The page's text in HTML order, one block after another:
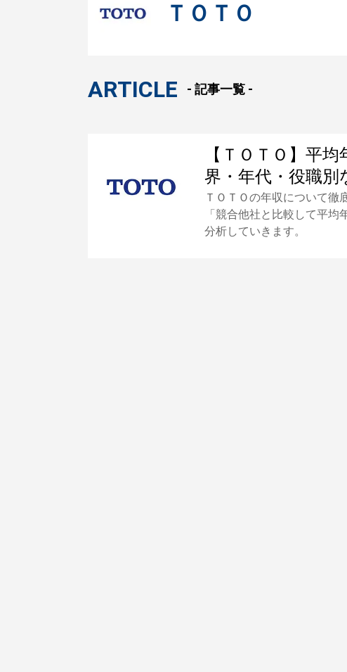
ＴＯＴＯ
ARTICLE - 記事一覧 -
【ＴＯＴＯ】平
界・年代・役職別
ＴＯＴＯの年収について徹
「競合他社と比較して平
分析していきます。